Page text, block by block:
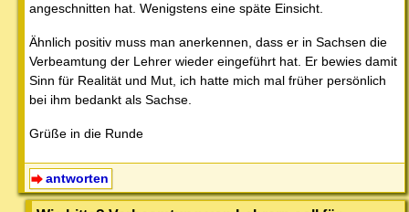
angeschnitten hat. Wenigstens eine späte Einsicht.
Ähnlich positiv muss man anerkennen, dass er in Sachsen die
Verbeamtung der Lehrer wieder eingeführt hat. Er bewies damit
Sinn für Realität und Mut, ich hatte mich mal früher persönlich
bei ihm bedankt als Sachse.
Grüße in die Runde
antworten